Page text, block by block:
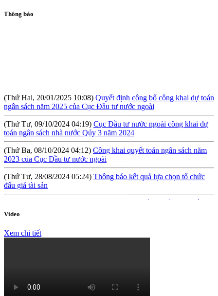
Thông báo
ngân sách năm 2025 của Cục Đầu tư nước ngoài
(Thứ Tư, 09/10/2024 04:19)Cục Đầu tư nước ngoài công khai dự
toán ngân sách nhà nước Qúy 3 năm 2024
(Thứ Ba, 08/10/2024 04:12)Công khai quyết toán ngân sách năm
2023 của Cục Đầu tư nước ngoài
(Thứ Tư, 28/08/2024 05:24)Thông báo kết quả lựa chọn tổ chức
đấu giá tài sản
(Thứ Sáu, 09/08/2024 10:57)Hội thảo: Cơ chế khuyến khích đầu tư
sách Quý I năm 2024
quyết toán ngân sách năm 2022 của Cục Đầu tư nước ngoài
Video
Xem chi tiết